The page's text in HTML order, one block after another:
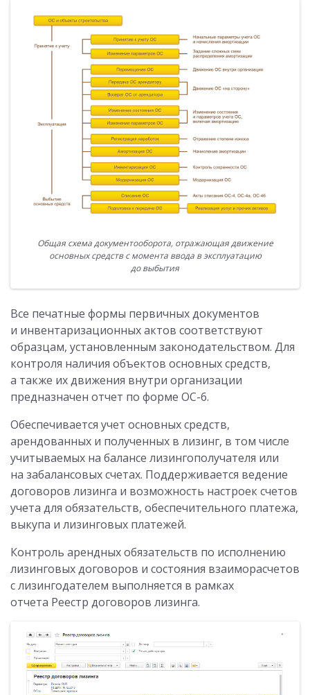
Общая схема документооборота, отражающая движение
основных средств с момента ввода в эксплуатацию
до выбытия
Все печатные формы первичных документов
и инвентаризационных актов соответствуют
образцам, установленным законодательством. Для
контроля наличия объектов основных средств,
а также их движения внутри организации
предназначен отчет по форме ОС-6.
Обеспечивается учет основных средств,
арендованных и полученных в лизинг, в том числе
учитываемых на балансе лизингополучателя или
на забалансовых счетах. Поддерживается ведение
договоров лизинга и возможность настроек счетов
учета для обязательств, обеспечительного платежа,
выкупа и лизинговых платежей.
Контроль арендных обязательств по исполнению
лизинговых договоров и состояния взаиморасчетов
с лизингодателем выполняется в рамках
отчета Реестр договоров лизинга.